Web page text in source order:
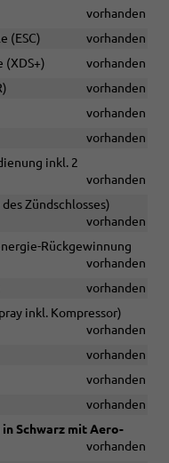
vorhanden
(ESC)
vorhanden
vorhanden
vorhanden
vorhanden
vorhanden
inkl. 2
vorhanden
Zündschlosses)
vorhanden
Rückgewinnung
vorhanden
vorhanden
inkl. Kompressor)
vorhanden
vorhanden
vorhanden
vorhanden
Schwarz mit Aero-
vorhanden